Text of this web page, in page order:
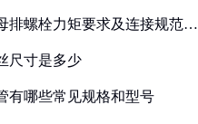
排螺栓力矩要求及连接规范详
尺寸是多少
有哪些常见规格和型号